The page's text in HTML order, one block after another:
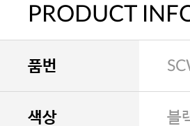
PRODUCT
품번
색상 블